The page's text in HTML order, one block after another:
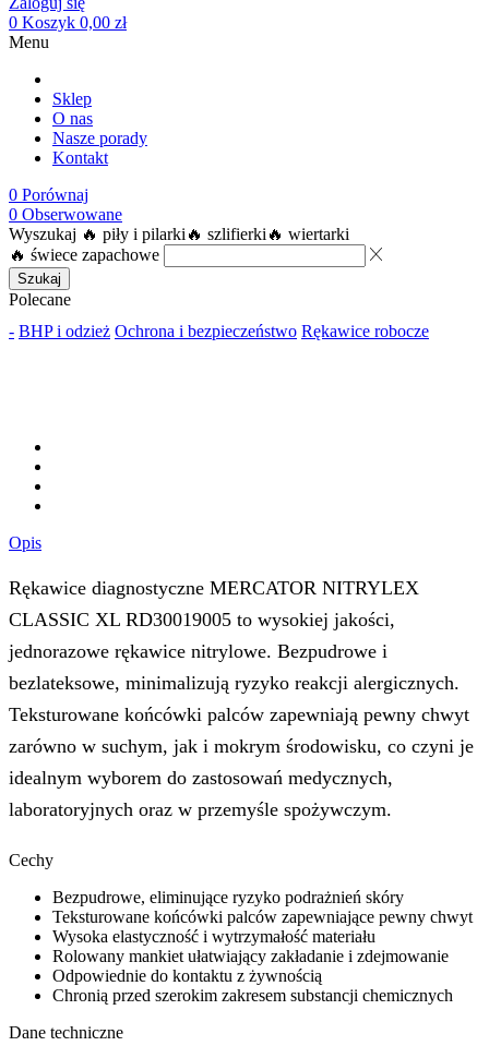
0 Koszyk 0,00 zł
Menu
Sklep
O nas
Nasze porady
Kontakt
0 Porównaj
0 Obserwowane
Wyszukaj 🔥 piły i pilarki 🔥 szlifierki 🔥 wiertarki
🔥 świece zapachowe
Szukaj
Polecane
- BHP i odzież Ochrona i bezpieczeństwo Rękawice robocze
Opis
Rękawice diagnostyczne MERCATOR NITRYLEX
CLASSIC XL RD30019005 to wysokiej jakości,
jednorazowe rękawice nitrylowe. Bezpudrowe i
bezlateksowe, minimalizują ryzyko reakcji alergicznych.
Teksturowane końcówki palców zapewniają pewny chwyt
zarówno w suchym, jak i mokrym środowisku, co czyni je
idealnym wyborem do zastosowań medycznych,
laboratoryjnych oraz w przemyśle spożywczym.
Cechy
Bezpudrowe, eliminujące ryzyko podrażnień skóry
Teksturowane końcówki palców zapewniające pewny chwyt
Wysoka elastyczność i wytrzymałość materiału
Rolowany mankiet ułatwiający zakładanie i zdejmowanie
Odpowiednie do kontaktu z żywnością
Chronią przed szerokim zakresem substancji chemicznych
Dane techniczne